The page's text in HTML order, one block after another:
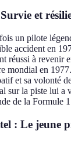
et
un pilote
accident en
réussi à revenir
mondial en
et sa volonté
sur la piste lui a
de la Formule
: Le jeune